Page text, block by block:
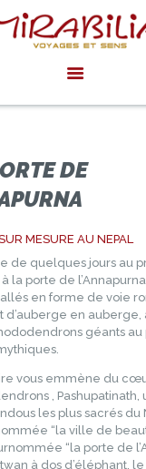
MIRABILIA VOYAGES
SUR
DE
MESURE AU NEPAL
de quelques jours au
la porte de
en forme de voie
d’auberge en auberge,
géants au
vous emmène du
, Pashupatinath,
les plus sacrés du
“la ville de
“la porte de
à dos d’éléphant,